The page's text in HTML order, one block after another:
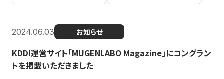
2024.06.03 お知らせ
KDDI運営サイト「MUGENLABO Magazine」にコングラン
トを掲載いただきました